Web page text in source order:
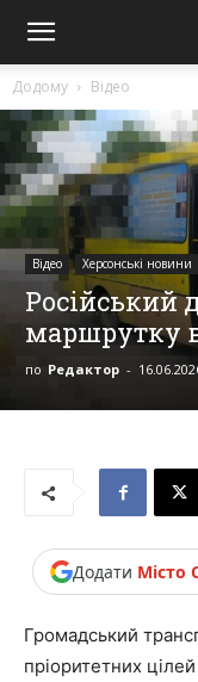
Додому Відео
Відео Херсонські новини
Російський
маршрутку
по Редактор -
Додати Місто
Громадський
пріоритетних